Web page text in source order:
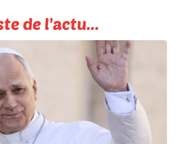
de l'actu...